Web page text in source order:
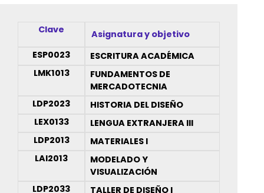
Clave
Asignatura y objetivo
ESP0023
ESCRITURA ACADÉMICA
LMK1013
FUNDAMENTOS DE
MERCADOTECNIA
LDP2023
HISTORIA DEL DISEÑO
LEX0133
LENGUA EXTRANJERA III
LDP2013
MATERIALES I
LAI2013
MODELADO Y
VISUALIZACIÓN
LDP2033
TALLER DE DISEÑO I